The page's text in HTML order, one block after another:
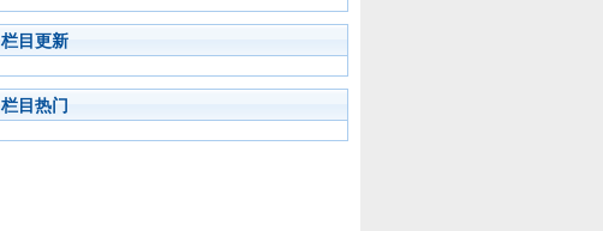
栏目更新
栏目热门